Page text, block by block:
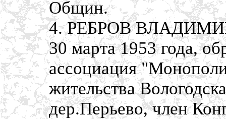
Общин.
4. РЕБРОВ
30 марта 1953 года,
ассоциация
жительства
дер.Перьево, член